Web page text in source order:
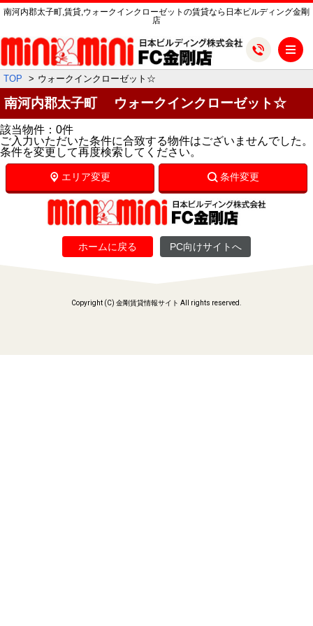
南河内郡太子町,賃貸,ウォークインクローゼットの賃貸なら日本ビルディング金剛
店
TOP ウォークインクローゼット☆
南河内郡太子町 ウォークインクローゼット☆
該当物件：0件
ご入力いただいた条件に合致する物件はございませんでした。
条件を変更して再度検索してください。
エリア変更 条件変更
ホームに戻る PC向けサイトへ
Copyright (C) 金剛賃貸情報サイト All rights reserved.